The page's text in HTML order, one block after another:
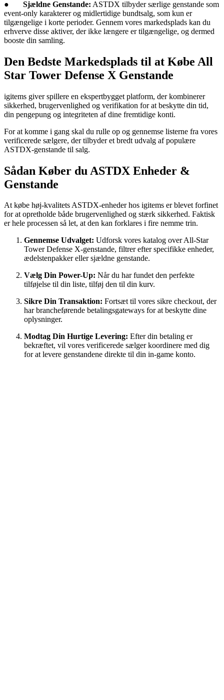
● Sjældne Genstande: ASTDX tilbyder særlige genstande som
event-only karakterer og midlertidige bundtsalg, som kun er
tilgængelige i korte perioder. Gennem vores markedsplads kan du
erhverve disse aktiver, der ikke længere er tilgængelige, og dermed
booste din samling.
Den Bedste Markedsplads til at Købe All
Star Tower Defense X Genstande
igitems giver spillere en ekspertbygget platform, der kombinerer
sikkerhed, brugervenlighed og verifikation for at beskytte din tid,
din pengepung og integriteten af dine fremtidige konti.
For at komme i gang skal du rulle op og gennemse listerne fra vores
verificerede sælgere, der tilbyder et bredt udvalg af populære
ASTDX-genstande til salg.
Sådan Køber du ASTDX Enheder &
Genstande
At købe høj-kvalitets ASTDX-enheder hos igitems er blevet forfinet
for at opretholde både brugervenlighed og stærk sikkerhed. Faktisk
er hele processen så let, at den kan forklares i fire nemme trin.
Gennemse Udvalget: Udforsk vores katalog over All-Star
Tower Defense X-genstande, filtrer efter specifikke enheder,
ædelstenpakker eller sjældne genstande.
Vælg Din Power-Up: Når du har fundet den perfekte
tilføjelse til din liste, tilføj den til din kurv.
Sikre Din Transaktion: Fortsæt til vores sikre checkout, der
har brancheførende betalingsgateways for at beskytte dine
oplysninger.
Modtag Din Hurtige Levering: Efter din betaling er
bekræftet, vil vores verificerede sælger koordinere med dig
for at levere genstandene direkte til din in-game konto.